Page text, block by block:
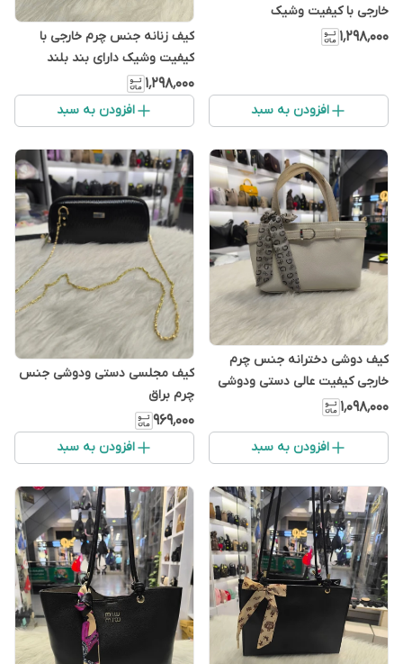
خارجی با کیفیت وشیک
۱٬۲۹۸٬۰۰۰
افزودن به سبد
کیف زنانه جنس چرم خارجی با
کیفیت وشیک دارای بند بلند
۱٬۲۹۸٬۰۰۰
افزودن به سبد
کیف دوشی دخترانه جنس چرم
خارجی کیفیت عالی دستی ودوشی
۱٬۰۹۸٬۰۰۰
افزودن به سبد
کیف مجلسی دستی ودوشی جنس
چرم براق
۹۶۹٬۰۰۰
افزودن به سبد